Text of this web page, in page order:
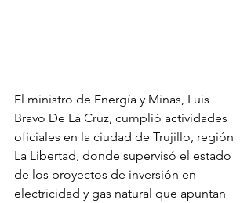
El ministro de Energía y Minas, Luis
Bravo De La Cruz, cumplió actividades
oficiales en la ciudad de Trujillo, región
La Libertad, donde supervisó el estado
de los proyectos de inversión en
electricidad y gas natural que apuntan